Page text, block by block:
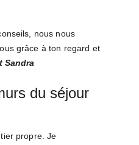
du séjour
propre. Je
nous nous
grâce à ton regard et
Sandra